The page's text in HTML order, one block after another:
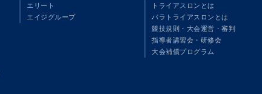
エリート
エイジグループ
トライアスロンとは
パラトライアスロンとは
競技規則・大会運営・審判
指導者講習会・研修会
大会補償プログラム